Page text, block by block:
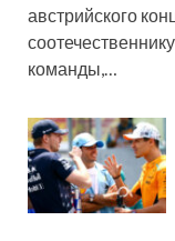
австрийского
команды,…